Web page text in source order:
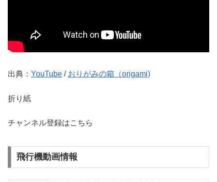
出典： YouTube / おりがみの箱（origami)
折り紙
チャンネル登録はこちら
飛行機動画情報